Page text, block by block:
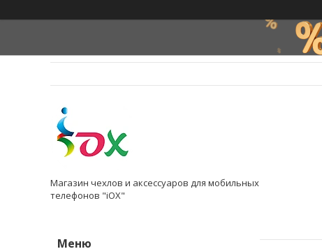
Магазин чехлов и аксессуаров для мобильных
телефонов "iOX"